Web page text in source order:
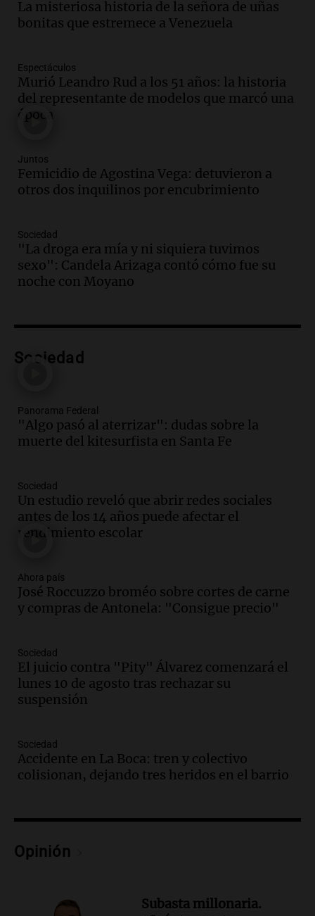
Audio.Media sanción a la ley de
inviolabilidad: un avance para
Panorama Federal
Episodios
Audio.Promocionan cortes de cerdo
ante la caída de consumo de carne de
Episodios
Audio.Fieles movilizados por San
Viva la Radio Rosario
Episodios
Audio.Se registra inusual nevada en
Zapala, Neuquén, con más de mil
Audio.Controversia en el peronismo
Panorama Federal
Episodios
Audio.Mateo Bouniba, joven de Villa
Panorama Federal
Episodios
Audio.Fieles celebran a San Cayetano
Episodios
Audio. Día Internacional de la Cerveza:
Viva la Radio
Episodios
Audio.Tucumán enfrenta un equilibrio
Panorama Federal
Episodios
Audio.La calidad del empleo en
Episodios
teléfono de Óscar González
Panorama Federal
La misteriosa historia de la señora de uñas
bonitas que estremece a Venezuela
Espectáculos
Murió Leandro Rud a los 51 años: la historia
del representante de modelos que marcó una
época
Juntos
Femicidio de Agostina Vega: detuvieron a
otros dos inquilinos por encubrimiento
Sociedad
"La droga era mía y ni siquiera tuvimos
sexo": Candela Arizaga contó cómo fue su
noche con Moyano
Sociedad
Panorama Federal
"Algo pasó al aterrizar": dudas sobre la
muerte del kitesurfista en Santa Fe
Sociedad
Un estudio reveló que abrir redes sociales
antes de los 14 años puede afectar el
rendimiento escolar
Ahora país
José Roccuzzo broméo sobre cortes de carne
y compras de Antonela: "Consigue precio"
Sociedad
El juicio contra "Pity" Álvarez comenzará el
lunes 10 de agosto tras rechazar su
suspensión
Sociedad
Accidente en La Boca: tren y colectivo
colisionan, dejando tres heridos en el barrio
Opinión
Subasta millonaria.